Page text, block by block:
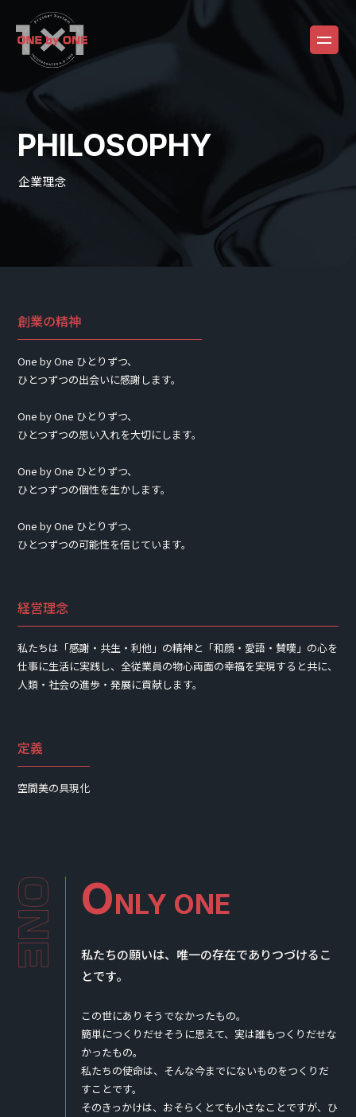
PHILOSOPHY
企業理念
創業の精神
One by One ひとりずつ、
ひとつずつの出会いに感謝します。
One by One ひとりずつ、
ひとつずつの思い入れを大切にします。
One by One ひとりずつ、
ひとつずつの個性を生かします。
One by One ひとりずつ、
ひとつずつの可能性を信じています。
経営理念
私たちは「感謝・共生・利他」の精神と「和顔・愛語・賛嘆」の心を
仕事に生活に実践し、全従業員の物心両面の幸福を実現すると共に、
人類・社会の進歩・発展に貢献します。
定義
空間美の具現化
ONLY ONE
私たちの願いは、唯一の存在でありつづけるこ
とです。
この世にありそうでなかったもの。
簡単につくりだせそうに思えて、実は誰もつくりだせな
かったもの。
私たちの使命は、そんな今までにないものをつくりだ
すことです。
そのきっかけは、おそらくとても小さなことですが、ひ